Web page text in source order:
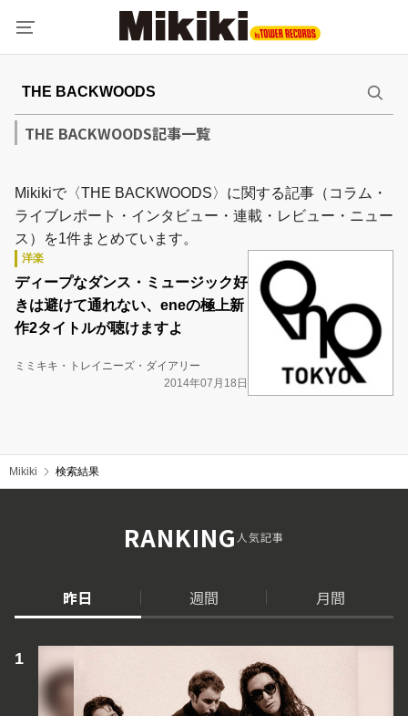
THE BACKWOODS記事一覧
Mikikiで〈THE BACKWOODS〉に関する記事（コラム・
ライブレポート・インタビュー・連載・レビュー・ニュー
ス）を1件まとめています。
洋楽
ディープなダンス・ミュージック好
きは避けて通れない、eneの極上新
作2タイトルが聴けますよ
ミミキキ・トレイニーズ・ダイアリー
2014年07月18日
Mikiki 検索結果
RANKING人気記事
昨日 週間 月間